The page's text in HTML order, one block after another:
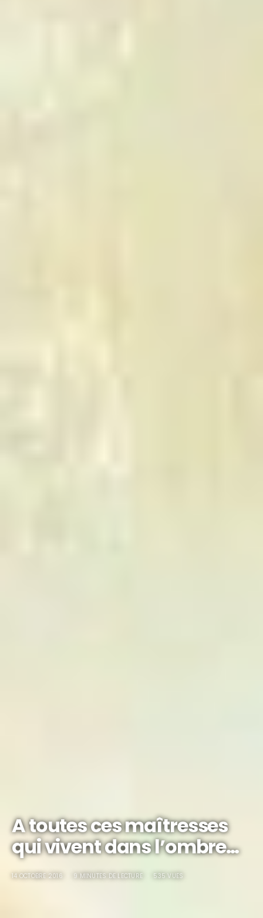
A toutes ces maîtresses
qui vivent dans l’ombre…
14 OCTOBRE 2016 9 MINUTES DE LECTURE 535 VUES